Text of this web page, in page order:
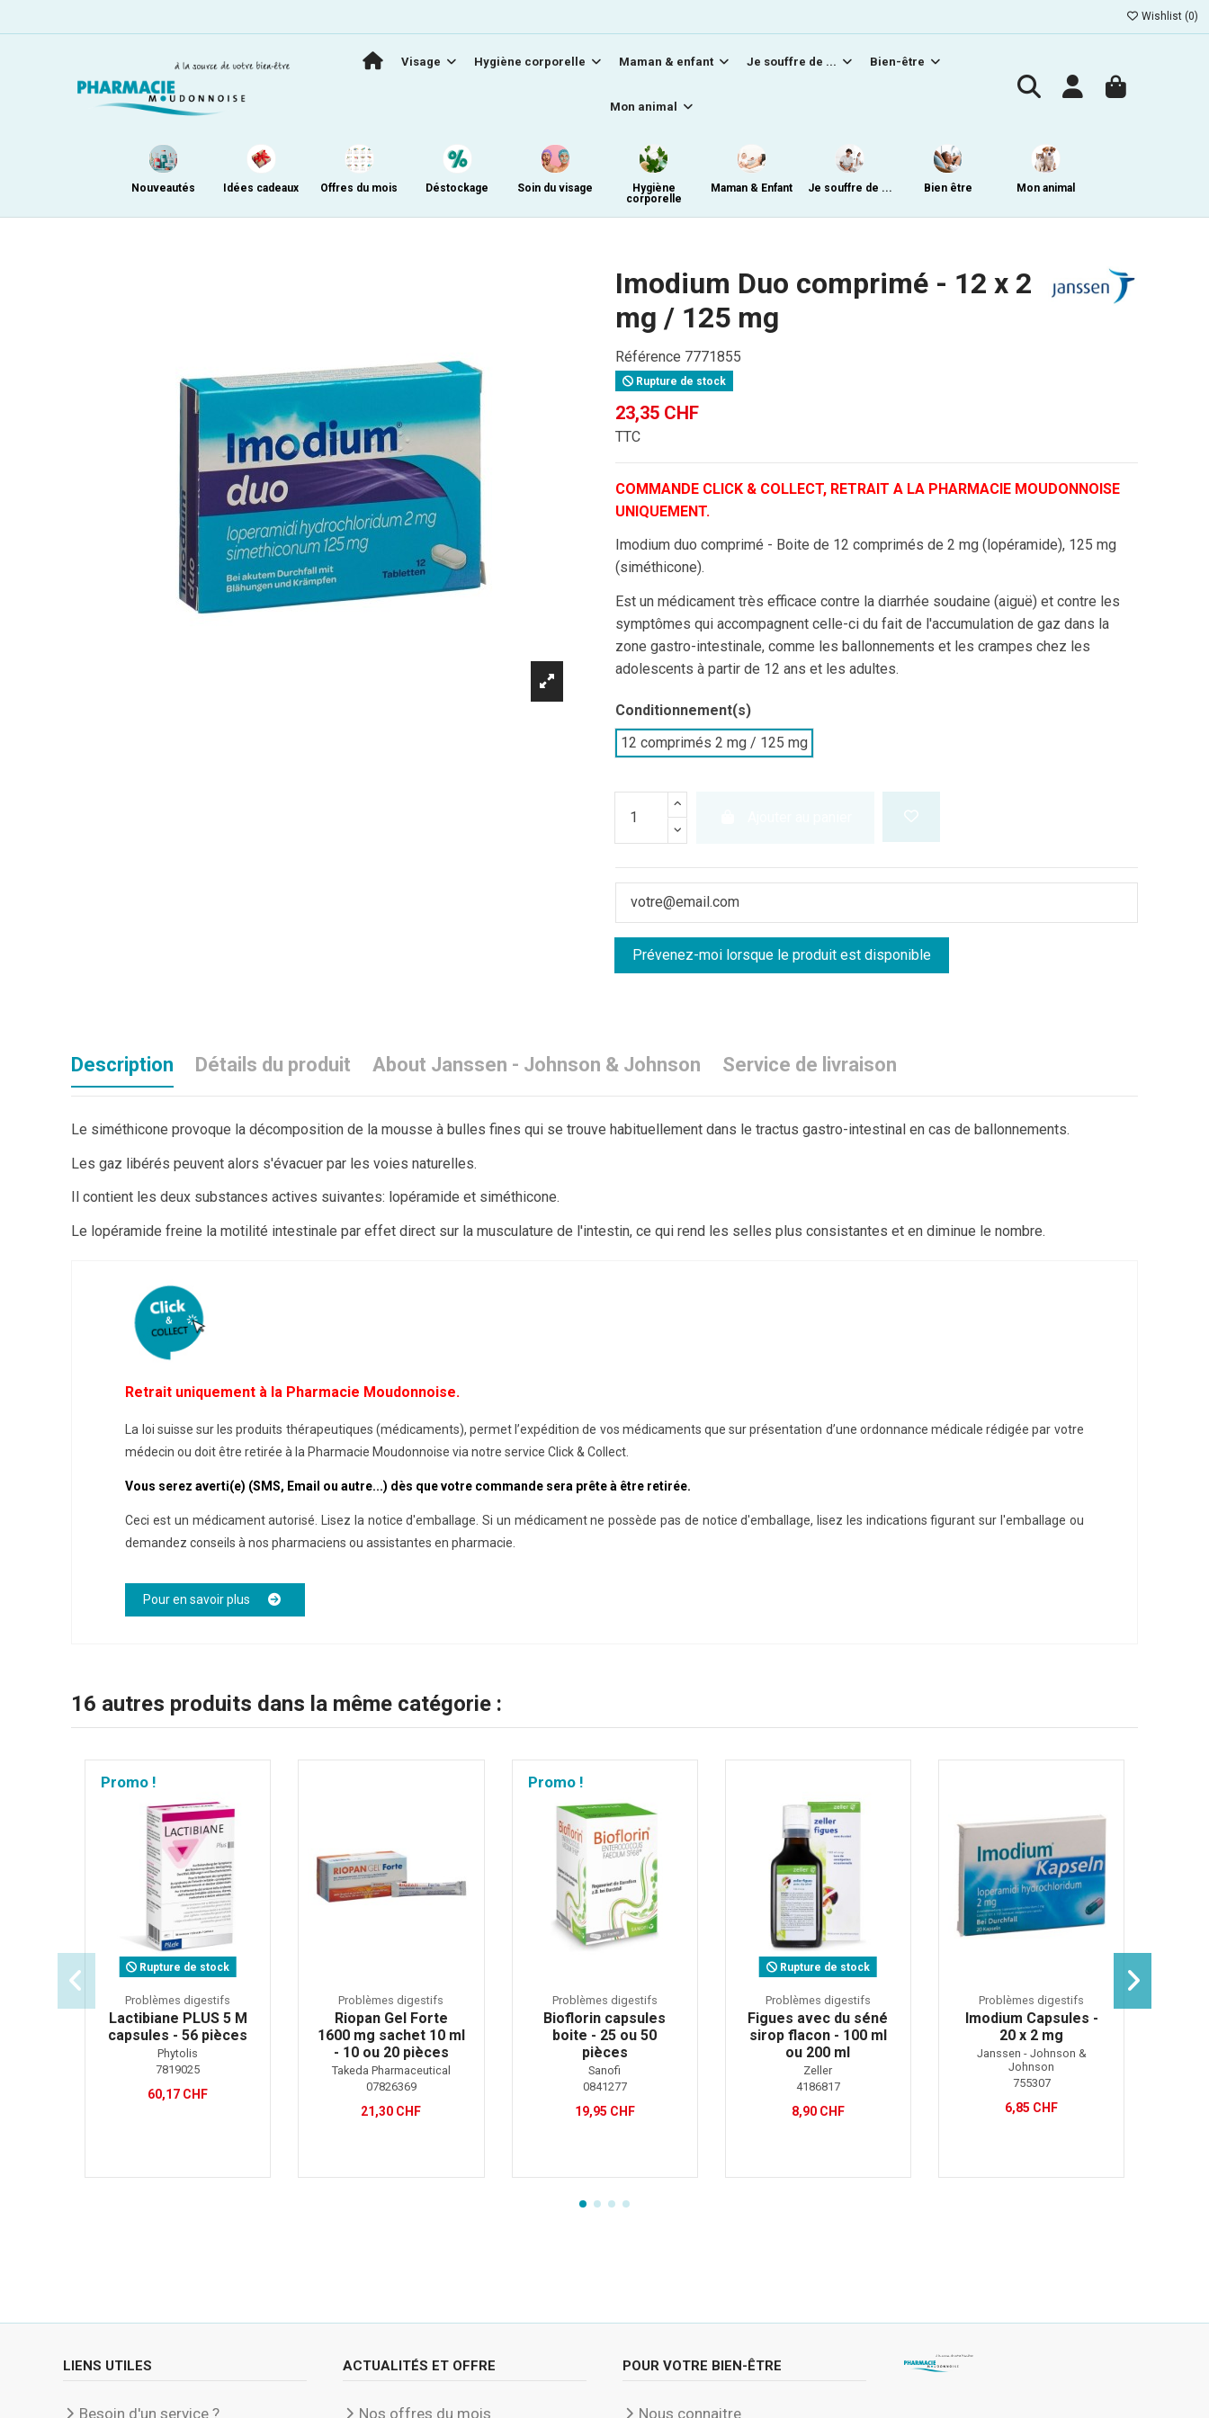
Wishlist (0)
Visage Hygiène corporelle Maman & enfant Je souffre de ... Bien-être
Mon animal
Nouveautés Idées cadeaux Offres du mois Déstockage Soin du visage
Hygiène
corporelle
Maman & Enfant Je souffre de ... Bien être Mon animal
Imodium Duo comprimé - 12 x 2
mg / 125 mg
Référence 7771855
Rupture de stock
23,35 CHF
TTC
COMMANDE CLICK & COLLECT, RETRAIT A LA PHARMACIE MOUDONNOISE
UNIQUEMENT.
Imodium duo comprimé - Boite de 12 comprimés de 2 mg (lopéramide), 125 mg
(siméthicone).
Est un médicament très efficace contre la diarrhée soudaine (aiguë) et contre les
symptômes qui accompagnent celle-ci du fait de l'accumulation de gaz dans la
zone gastro-intestinale, comme les ballonnements et les crampes chez les
adolescents à partir de 12 ans et les adultes.
Conditionnement(s)
12 comprimés 2 mg / 125 mg
Description Détails du produit About Janssen - Johnson & Johnson Service de livraison
Le siméthicone provoque la décomposition de la mousse à bulles fines qui se trouve habituellement dans le tractus gastro-intestinal en cas de ballonnements.
Les gaz libérés peuvent alors s'évacuer par les voies naturelles.
Il contient les deux substances actives suivantes: lopéramide et siméthicone.
Le lopéramide freine la motilité intestinale par effet direct sur la musculature de l'intestin, ce qui rend les selles plus consistantes et en diminue le nombre.
Retrait uniquement à la Pharmacie Moudonnoise.
La loi suisse sur les produits thérapeutiques (médicaments), permet l’expédition de vos médicaments que sur présentation d’une ordonnance médicale rédigée par votre
médecin ou doit être retirée à la Pharmacie Moudonnoise via notre service Click & Collect.
Vous serez averti(e) (SMS, Email ou autre...) dès que votre commande sera prête à être retirée.
Ceci est un médicament autorisé. Lisez la notice d'emballage. Si un médicament ne possède pas de notice d'emballage, lisez les indications figurant sur l'emballage ou
demandez conseils à nos pharmaciens ou assistantes en pharmacie.
Pour en savoir plus
16 autres produits dans la même catégorie :
Promo !
Rupture de stock
Problèmes digestifs
Lactibiane PLUS 5 M
capsules - 56 pièces
Phytolis
7819025
60,17 CHF
Problèmes digestifs
Riopan Gel Forte
1600 mg sachet 10 ml
- 10 ou 20 pièces
Takeda Pharmaceutical
07826369
21,30 CHF
Promo !
Problèmes digestifs
Bioflorin capsules
boite - 25 ou 50
pièces
Sanofi
0841277
19,95 CHF
Rupture de stock
Problèmes digestifs
Figues avec du séné
sirop flacon - 100 ml
ou 200 ml
Zeller
4186817
8,90 CHF
Problèmes digestifs
Imodium Capsules -
20 x 2 mg
Janssen - Johnson &
Johnson
755307
6,85 CHF
LIENS UTILES
Besoin d'un service ?
ACTUALITÉS ET OFFRE
Nos offres du mois
POUR VOTRE BIEN-ÊTRE
Nous connaitre